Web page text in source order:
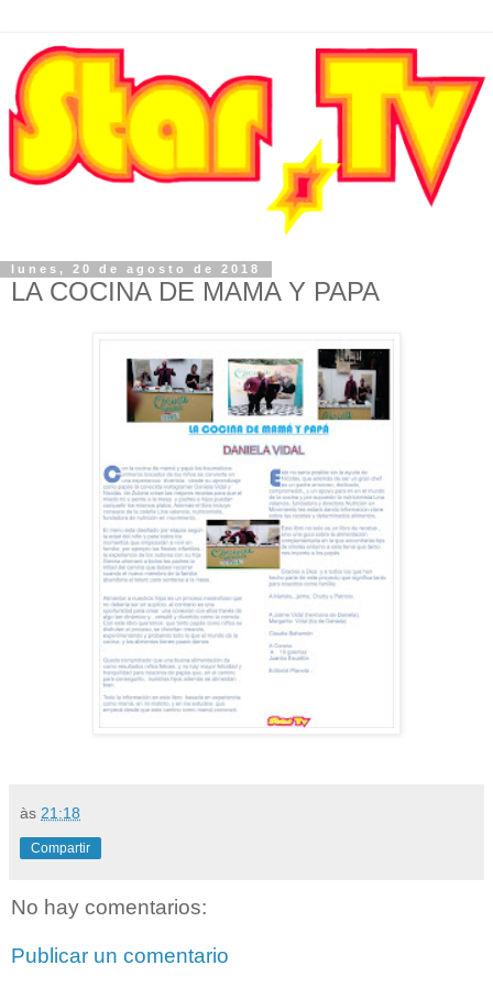
lunes, 20 de agosto de 2018
LA COCINA DE MAMA Y PAPA
às 21:18
Compartir
No hay comentarios:
Publicar un comentario